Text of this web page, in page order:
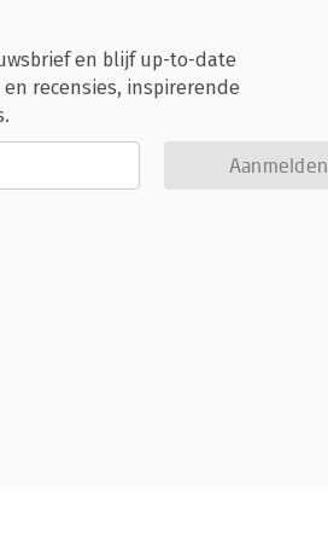
en blijf up-to-date
recensies, inspirerende
Aanmelden